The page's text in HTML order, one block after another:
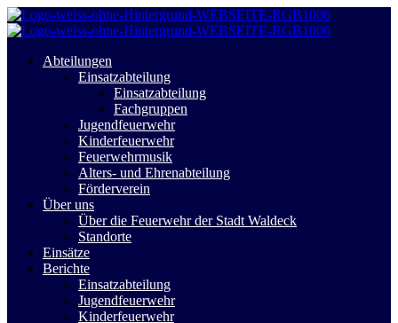
Abteilungen
Einsatzabteilung
Einsatzabteilung
Fachgruppen
Jugendfeuerwehr
Kinderfeuerwehr
Feuerwehrmusik
Alters- und Ehrenabteilung
Förderverein
Über uns
Über die Feuerwehr der Stadt Waldeck
Standorte
Einsätze
Berichte
Einsatzabteilung
Jugendfeuerwehr
Kinderfeuerwehr